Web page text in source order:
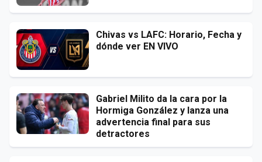
Chivas vs LAFC: Horario, Fecha y
dónde ver EN VIVO
Gabriel Milito da la cara por la
Hormiga González y lanza una
advertencia final para sus
detractores